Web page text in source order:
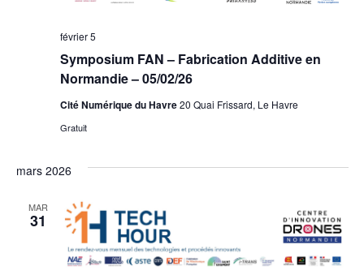
Symposium FAN – Fabrication Additive en
Normandie – 05/02/26
février 5
Cité Numérique du Havre20 Quai Frissard, Le Havre
Gratuit
mars 2026
MAR
31